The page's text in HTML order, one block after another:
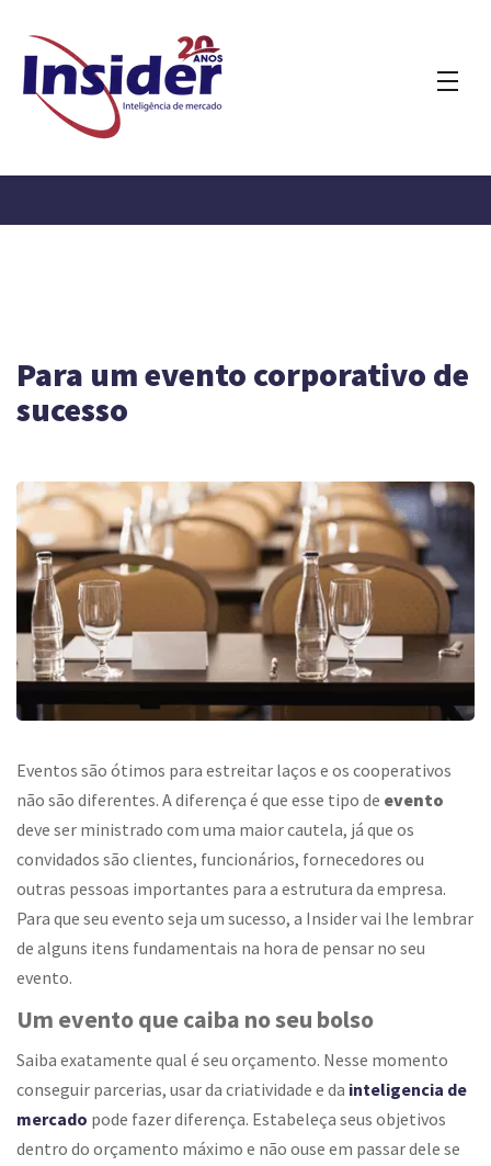
Para um evento corporativo de
sucesso
Eventos são ótimos para estreitar laços e os cooperativos
não são diferentes. A diferença é que esse tipo de evento
deve ser ministrado com uma maior cautela, já que os
convidados são clientes, funcionários, fornecedores ou
outras pessoas importantes para a estrutura da empresa.
Para que seu evento seja um sucesso, a Insider vai lhe lembrar
de alguns itens fundamentais na hora de pensar no seu
evento.
Um evento que caiba no seu bolso
Saiba exatamente qual é seu orçamento. Nesse momento
conseguir parcerias, usar da criatividade e da inteligencia de
mercado pode fazer diferença. Estabeleça seus objetivos
dentro do orçamento máximo e não ouse em passar dele se